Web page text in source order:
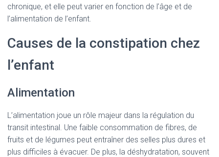
chronique, et elle peut varier en fonction de l’âge et de
l’alimentation de l’enfant.
Causes de la constipation chez
l’enfant
Alimentation
L’alimentation joue un rôle majeur dans la régulation du
transit intestinal. Une faible consommation de fibres, de
fruits et de légumes peut entraîner des selles plus dures et
plus difficiles à évacuer. De plus, la déshydratation, souvent